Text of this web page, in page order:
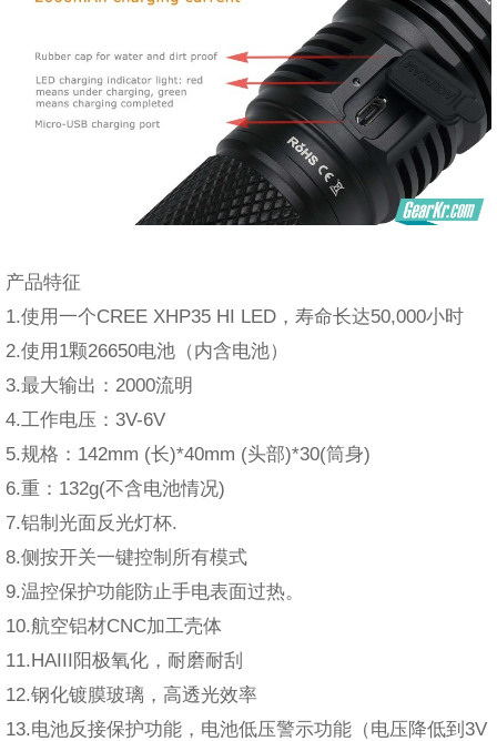
产品特征
1.使用一个CREE XHP35 HI LED，寿命长达50,000小时
2.使用1颗26650电池（内含电池）
3.最大输出：2000流明
4.工作电压：3V-6V
5.规格：142mm (长)*40mm (头部)*30(筒身)
6.重：132g(不含电池情况)
7.铝制光面反光灯杯.
8.侧按开关一键控制所有模式
9.温控保护功能防止手电表面过热。
10.航空铝材CNC加工壳体
11.HAIII阳极氧化，耐磨耐刮
12.钢化镀膜玻璃，高透光效率
13.电池反接保护功能，电池低压警示功能（电压降低到3V